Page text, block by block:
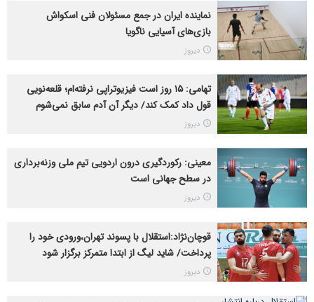
نماینده ایران در جمع مسئولان فنی اسکواش
بازی‌های آسیایی ناگویا
دیروز
تهامی: ۱۵ روز است فیزیوتراپی نرفته‌ام؛ قلعه‌نویی
قول داد کمک کند/ دیگر آن آدم سابق نمی‌شوم
دیروز
معینی: رکوردگیری درون اردویی تیم ملی وزنه‌برداری
در سطح جهانی است
دیروز
قوچان‌نژاد:استقلال با پسوند تهران،ورودی خود را
پرداخت/ شاید لیگ از ابتدا متمرکز برگزار شود
دیروز